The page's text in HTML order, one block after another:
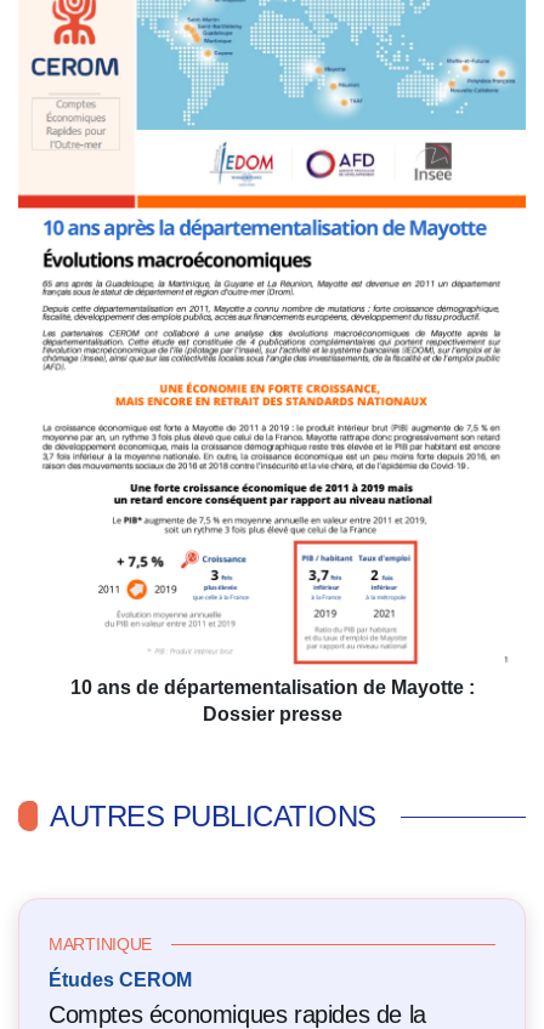
10 ans de départementalisation de Mayotte :
Dossier presse
AUTRES PUBLICATIONS
MARTINIQUE
Études CEROM
Comptes économiques rapides de la